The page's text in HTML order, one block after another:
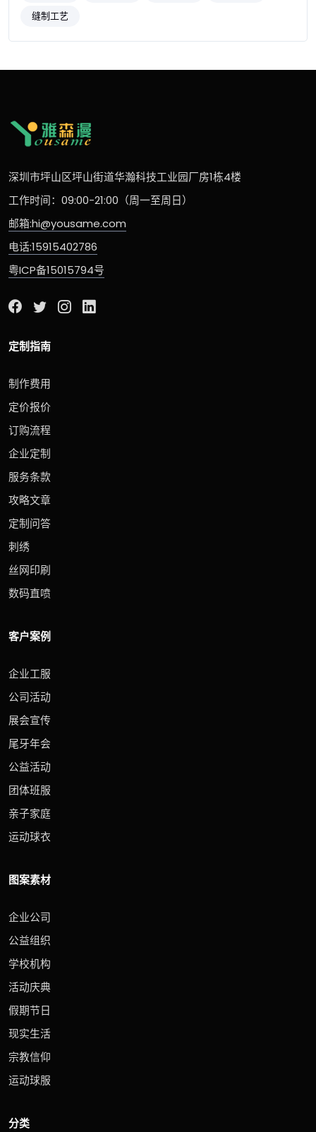
缝制工艺
深圳市坪山区坪山街道华瀚科技工业园厂房1栋4楼
工作时间：09:00-21:00（周一至周日）
邮箱:hi@yousame.com
电话:15915402786
粤ICP备15015794号
定制指南
制作费用
定价报价
订购流程
企业定制
服务条款
攻略文章
定制问答
刺绣
丝网印刷
数码直喷
客户案例
企业工服
公司活动
展会宣传
尾牙年会
公益活动
团体班服
亲子家庭
运动球衣
图案素材
企业公司
公益组织
学校机构
活动庆典
假期节日
现实生活
宗教信仰
运动球服
分类